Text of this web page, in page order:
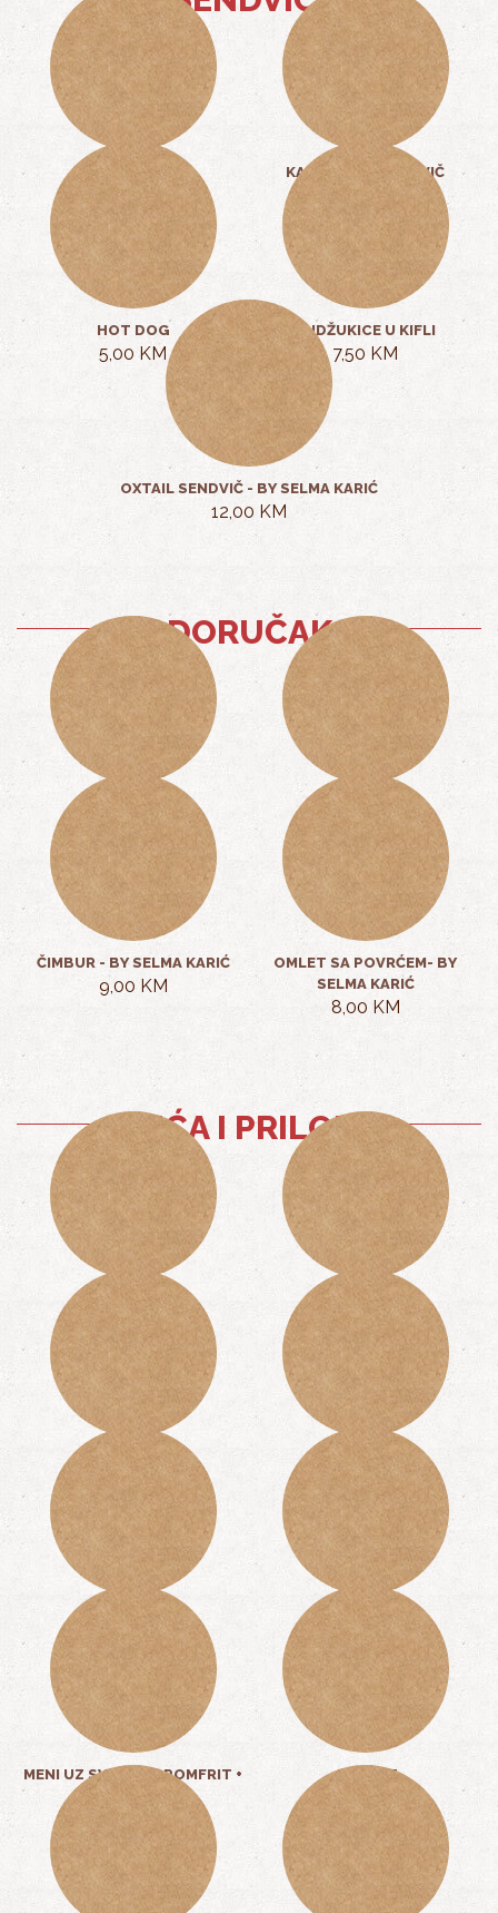
PILEĆI SENDVIČ
10,00 KM
KARABATAK SENDVIČ
10,00 KM
HOT DOG
5,00 KM
SUDŽUKICE U KIFLI
7,50 KM
OXTAIL SENDVIČ - BY SELMA KARIĆ
12,00 KM
DORUČAK
OMLET
7,00 KM
JAJA NA OKO
7,00 KM
ČIMBUR - BY SELMA KARIĆ
9,00 KM
OMLET SA POVRĆEM- BY
SELMA KARIĆ
8,00 KM
PIĆA I PRILOZI
POMFRIT
3,00 KM
KAJMAK
2,50 KM
KEČAP
1,00 KM
SENF
1,00 KM
MLADI KROMPIR
4,00 KM
PAVLAKA, SIR
1,00 KM
MENI UZ SVA JELA: POMFRIT +
SOK
5,00 KM
JOGURT
2,00 KM